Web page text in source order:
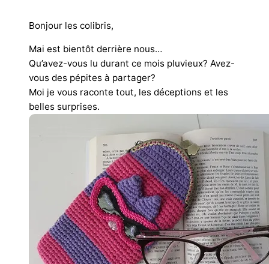
Bonjour les colibris,
Mai est bientôt derrière nous…
Qu’avez-vous lu durant ce mois pluvieux? Avez-
vous des pépites à partager?
Moi je vous raconte tout, les déceptions et les
belles surprises.